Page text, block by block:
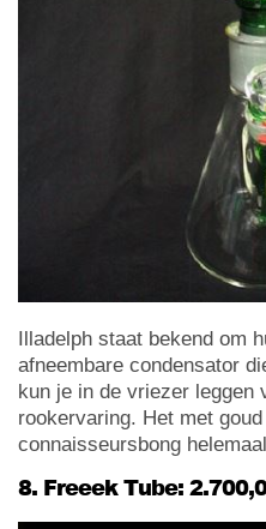
Illadelph staat bekend om
afneembare condensator
kun je in de vriezer leggen
rookervaring. Het met
connaisseursbong
8. Freeek Tube: